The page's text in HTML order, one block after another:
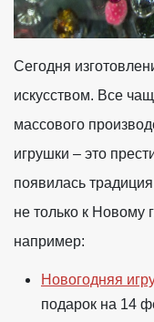
Сегодня
искусством. Все
массового
игрушки – это
появилась
не только к
например:
Новогодняя
подарок на 14